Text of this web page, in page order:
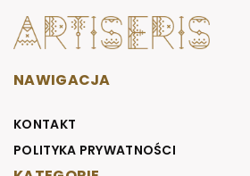
NAWIGACJA
KONTAKT
POLITYKA PRYWATNOŚCI